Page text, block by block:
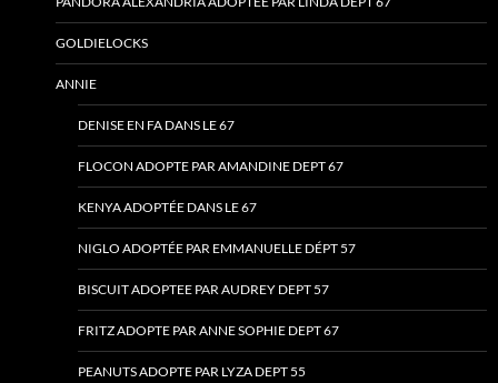
GOLDIELOCKS
ANNIE
DENISE EN FA DANS LE 67
FLOCON ADOPTE PAR AMANDINE DEPT 67
KENYA ADOPTÉE DANS LE 67
NIGLO ADOPTÉE PAR EMMANUELLE DÉPT 57
BISCUIT ADOPTEE PAR AUDREY DEPT 57
FRITZ ADOPTE PAR ANNE SOPHIE DEPT 67
PEANUTS ADOPTE PAR LYZA DEPT 55